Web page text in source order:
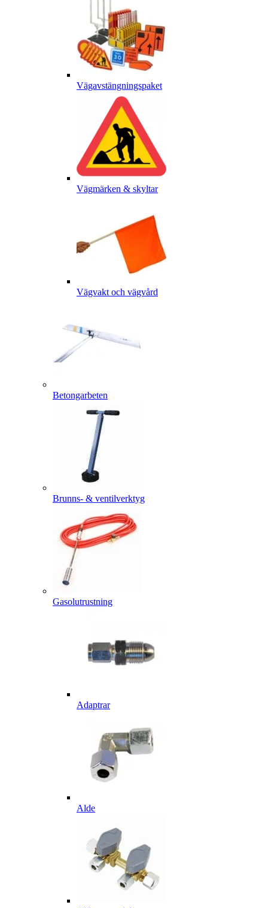
Vägavstängningspaket
Vägmärken & skyltar
Vägvakt och vägvård
Betongarbeten
Brunns- & ventilverktyg
Gasolutrustning
Adaptrar
Alde